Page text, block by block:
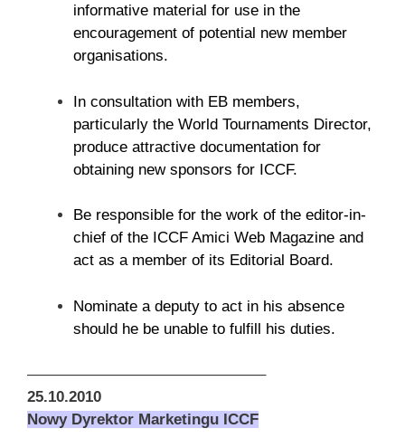
informative material for use in the
encouragement of potential new member
organisations.
In consultation with EB members,
particularly the World Tournaments Director,
produce attractive documentation for
obtaining new sponsors for ICCF.
Be responsible for the work of the editor-in-
chief of the ICCF Amici Web Magazine and
act as a member of its Editorial Board.
Nominate a deputy to act in his absence
should he be unable to fulfill his duties.
———————————————–
25.10.2010
Nowy Dyrektor Marketingu ICCF